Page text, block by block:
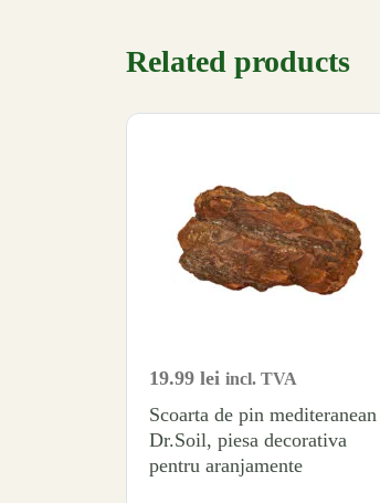
Related products
19.99 lei incl. TVA
Scoarta de pin mediteranean
Dr.Soil, piesa decorativa
pentru aranjamente